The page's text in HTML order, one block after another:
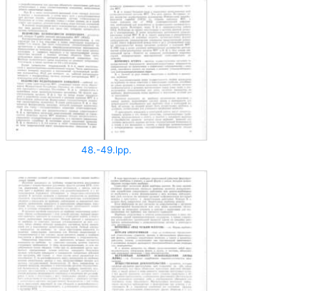
48.-49.lpp.